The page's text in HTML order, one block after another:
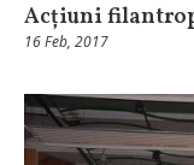
Acțiuni
16 Feb, 2017